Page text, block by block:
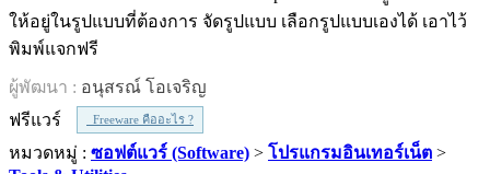
ให้อยู่ในรูปแบบที่ต้องการ จัดรูปแบบ เลือกรูปแบบเองได้ เอาไว้
พิมพ์แจกฟรี
ผู้พัฒนา : อนุสรณ์ โอเจริญ
ฟรีแวร์
Freeware คืออะไร ?
หมวดหมู่ : ซอฟต์แวร์ (Software) > โปรแกรมอินเทอร์เน็ต >